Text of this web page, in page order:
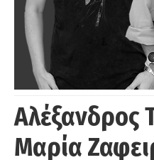
Αλέξανδρος
Μαρία